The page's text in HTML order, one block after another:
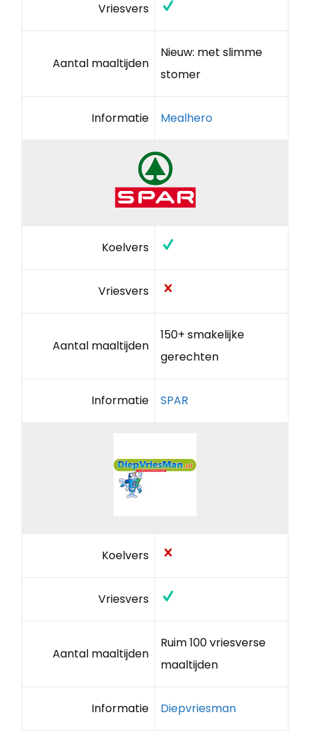
Vriesvers
Aantal maaltijden
Nieuw: met slimme
stomer
Informatie Mealhero
Koelvers
Vriesvers
Aantal maaltijden
150+ smakelijke
gerechten
Informatie SPAR
Koelvers
Vriesvers
Aantal maaltijden
Ruim 100 vriesverse
maaltijden
Informatie Diepvriesman